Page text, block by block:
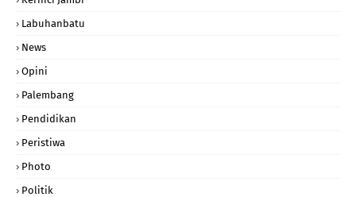
Labuhanbatu
News
Opini
Palembang
Pendidikan
Peristiwa
Photo
Politik